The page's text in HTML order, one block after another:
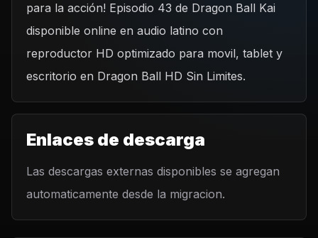
para la acción! Episodio 43 de Dragon Ball Kai
disponible online en audio latino con
reproductor HD optimizado para movil, tablet y
escritorio en Dragon Ball HD Sin Limites.
Enlaces de descarga
Las descargas externas disponibles se agregan
automaticamente desde la migracion.